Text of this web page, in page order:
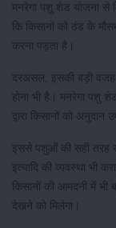
मनरेगा पशु शेड योजना से
कि किसानों को ठंड के
करना पड़ता है।
दरअसल, इसकी बड़ी
होना भी है। मनरेगा पशु
द्वारा किसानों को अनुदान
इससे पशुओं की सही तरह
इत्यादि की व्यवस्था भी
किसानों की आमदनी में भी
देखने को मिलेगा।